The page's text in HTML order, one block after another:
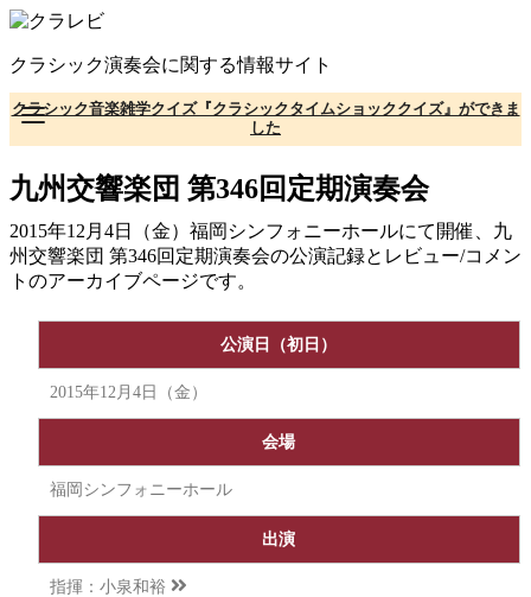
コ
テ
ン
ツ
へ
移
動
クラシック演奏会に関する情報サイト
クラシック音楽雑学クイズ『クラシックタイムショッククイズ』ができま
した
九州交響楽団 第346回定期演奏会
2015年12月4日（金）福岡シンフォニーホールにて開催、九
州交響楽団 第346回定期演奏会の公演記録とレビュー/コメン
トのアーカイブページです。
公演日（初日）
2015年12月4日（金）
会場
福岡シンフォニーホール
出演
指揮： 小泉和裕